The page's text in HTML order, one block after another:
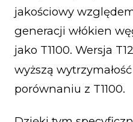
jakościowy
generacji włókien
jako T1100. Wersja
wyższą
porównaniu z T1100.